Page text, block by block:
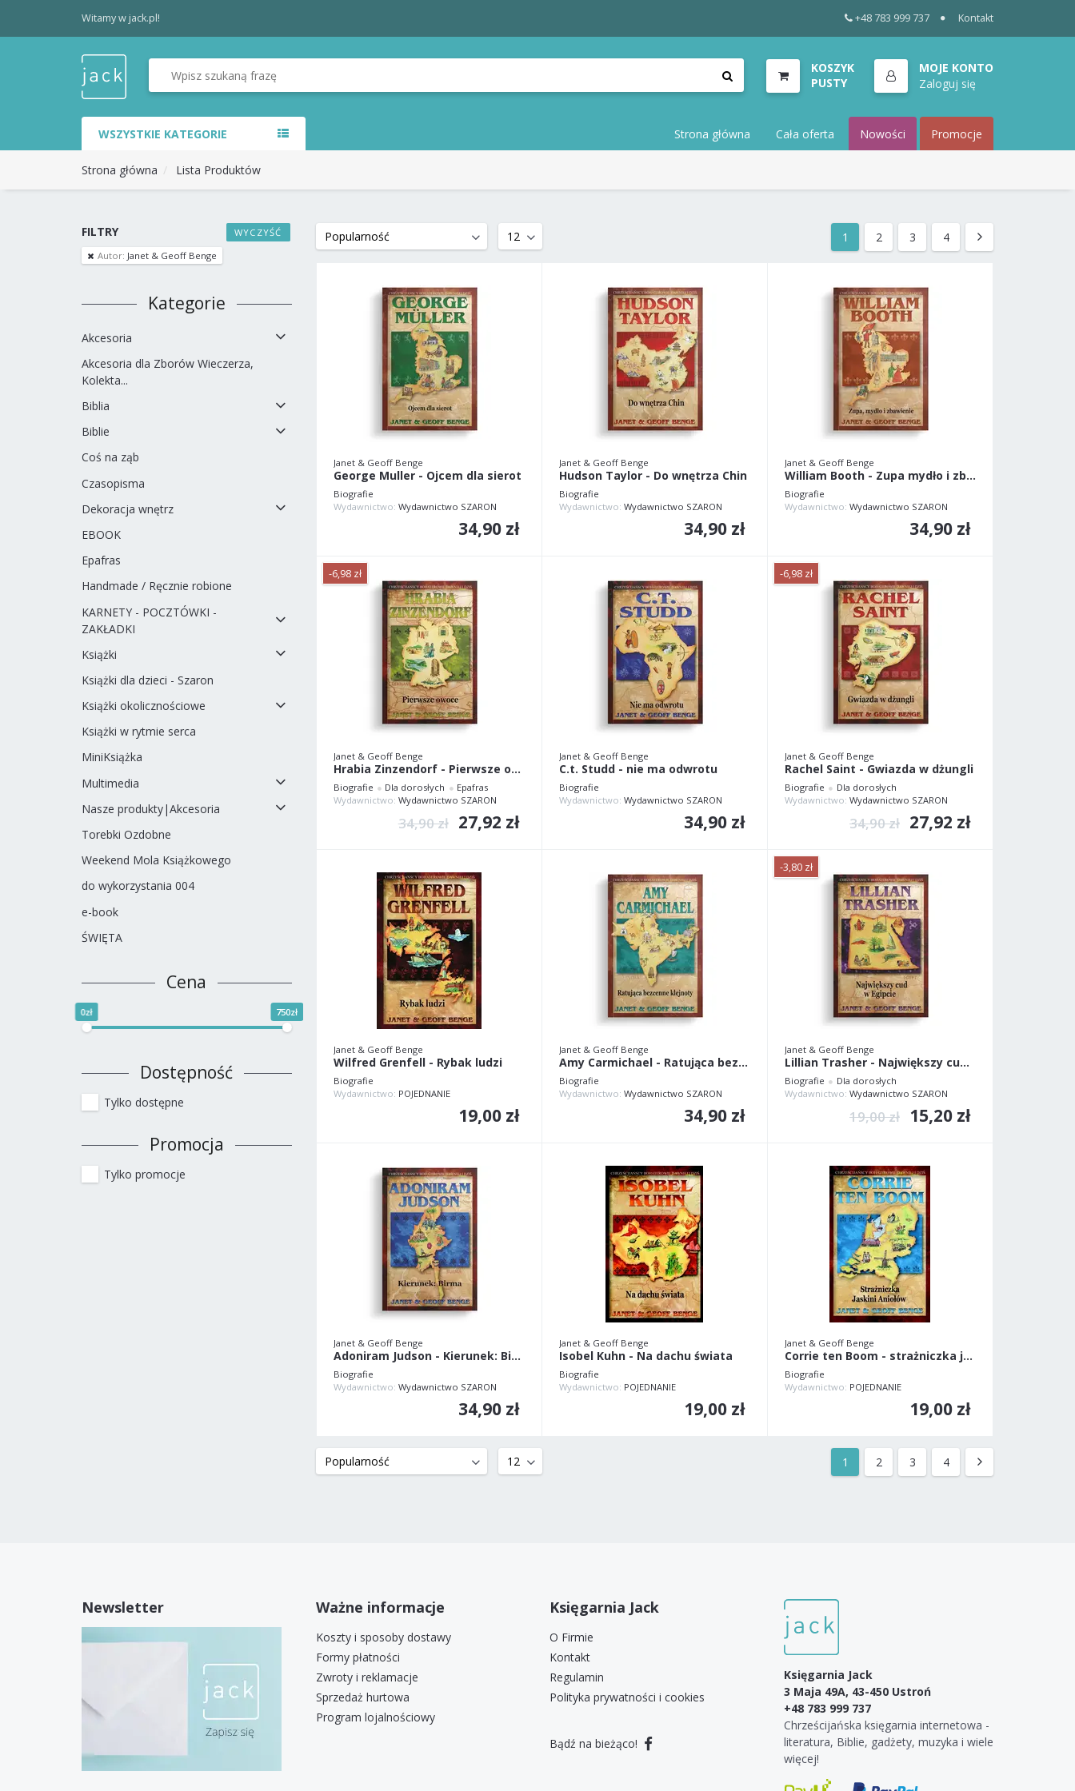
Witamy w jack.pl! +48 783 999 737 Kontakt
KOSZYK
PUSTY
MOJE KONTO
Zaloguj się
WSZYSTKIE KATEGORIE Strona główna Cała oferta Nowości Promocje
Strona główna Lista Produktów
FILTRY
WYCZYŚĆ
Autor: Janet & Geoff Benge
Kategorie
Akcesoria
Akcesoria dla Zborów Wieczerza,
Kolekta...
Biblia
Biblie
Coś na ząb
Czasopisma
Dekoracja wnętrz
EBOOK
Epafras
Handmade / Ręcznie robione
KARNETY - POCZTÓWKI -
ZAKŁADKI
Książki
Książki dla dzieci - Szaron
Książki okolicznościowe
Książki w rytmie serca
MiniKsiążka
Multimedia
Nasze produkty|Akcesoria
Torebki Ozdobne
Weekend Mola Książkowego
do wykorzystania 004
e-book
ŚWIĘTA
Cena
0zł 750zł
Dostępność
Tylko dostępne
Promocja
Tylko promocje
1 2 3 4
Janet & Geoff Benge
George Muller - Ojcem dla sierot
Biografie
Wydawnictwo: Wydawnictwo SZARON
34,90 zł
Janet & Geoff Benge
Hudson Taylor - Do wnętrza Chin
Biografie
Wydawnictwo: Wydawnictwo SZARON
34,90 zł
Janet & Geoff Benge
William Booth - Zupa mydło i zbawienie
Biografie
Wydawnictwo: Wydawnictwo SZARON
34,90 zł
-6,98 zł
Janet & Geoff Benge
Hrabia Zinzendorf - Pierwsze owoce
Biografie Dla dorosłych
Epafras
Wydawnictwo: Wydawnictwo SZARON
34,90 zł 27,92 zł
Janet & Geoff Benge
C.t. Studd - nie ma odwrotu
Biografie
Wydawnictwo: Wydawnictwo SZARON
34,90 zł
-6,98 zł
Janet & Geoff Benge
Rachel Saint - Gwiazda w dżungli
Biografie
Dla dorosłych
Wydawnictwo: Wydawnictwo SZARON
34,90 zł 27,92 zł
Janet & Geoff Benge
Wilfred Grenfell - Rybak ludzi
Biografie
Wydawnictwo: POJEDNANIE
19,00 zł
Janet & Geoff Benge
Amy Carmichael - Ratująca bezcenne klejnoty
Biografie
Wydawnictwo: Wydawnictwo SZARON
34,90 zł
-3,80 zł
Janet & Geoff Benge
Lillian Trasher - Największy cud w Egipcie
Biografie
Dla dorosłych
Wydawnictwo: Wydawnictwo SZARON
19,00 zł 15,20 zł
Janet & Geoff Benge
Adoniram Judson - Kierunek: Birma
Biografie
Wydawnictwo: Wydawnictwo SZARON
34,90 zł
Janet & Geoff Benge
Isobel Kuhn - Na dachu świata
Biografie
Wydawnictwo: POJEDNANIE
19,00 zł
Janet & Geoff Benge
Corrie ten Boom - strażniczka jaskini aniołów
Biografie
Wydawnictwo: POJEDNANIE
19,00 zł
1 2 3 4
Newsletter Ważne informacje
Koszty i sposoby dostawy
Formy płatności
Zwroty i reklamacje
Sprzedaż hurtowa
Program lojalnościowy
Księgarnia Jack
O Firmie
Kontakt
Regulamin
Polityka prywatności i cookies
Bądź na bieżąco!
Księgarnia Jack
3 Maja 49A, 43-450 Ustroń
+48 783 999 737
Chrześcijańska księgarnia internetowa -
literatura, Biblie, gadżety, muzyka i wiele
więcej!